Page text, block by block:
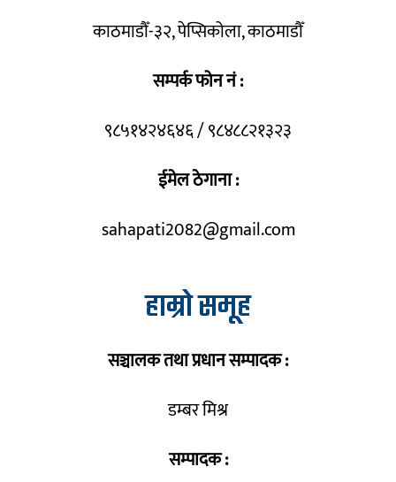
काठमाडौँ-३२, पेप्सिकोला, काठमाडौँ
सम्पर्क फोन नं :
९८५१४२४६४६ / ९८४८८२१३२३
ईमेल ठेगाना :
sahapati2082@gmail.com
हाम्रो समूह
सञ्चालक तथा प्रधान सम्पादक :
डम्बर मिश्र
सम्पादक :